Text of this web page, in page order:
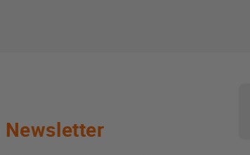
Newsletter